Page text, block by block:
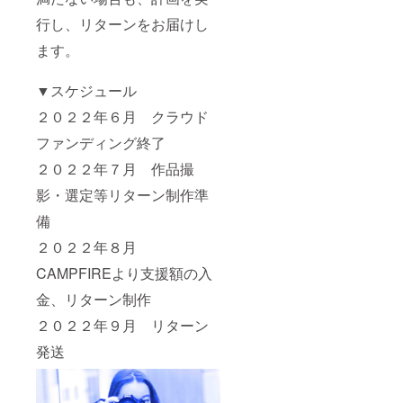
行し、リターンをお届けし
ます。
▼スケジュール
２０２２年６月 クラウド
ファンディング終了
２０２２年７月 作品撮
影・選定等リターン制作準
備
２０２２年８月
CAMPFIREより支援額の入
金、リターン制作
２０２２年９月 リターン
発送